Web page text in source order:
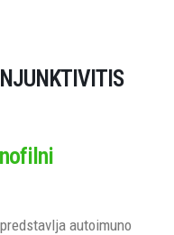
autoimuno